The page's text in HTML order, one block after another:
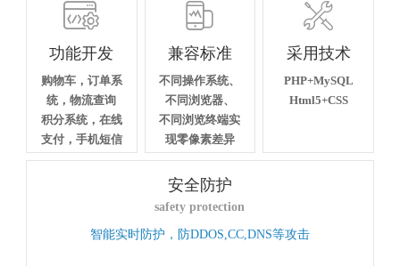

功能开发
购物车，订单系
统，物流查询
积分系统，在线
支付，手机短信

兼容标准
不同操作系统、
不同浏览器、
不同浏览终端实
现零像素差异

采用技术
PHP+MySQL
Html5+CSS
安全防护
safety protection
智能实时防护，防DDOS,CC,DNS等攻击